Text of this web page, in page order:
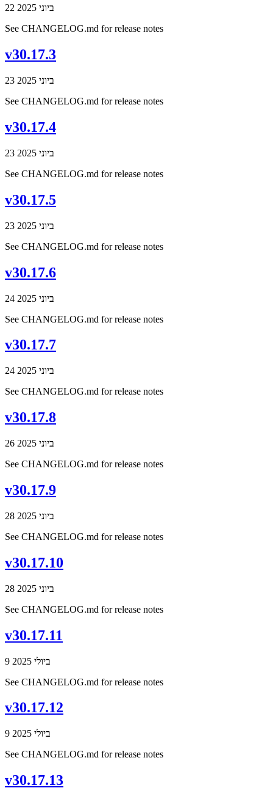
22 ביוני 2025
See CHANGELOG.md for release notes
v30.17.3
23 ביוני 2025
See CHANGELOG.md for release notes
v30.17.4
23 ביוני 2025
See CHANGELOG.md for release notes
v30.17.5
23 ביוני 2025
See CHANGELOG.md for release notes
v30.17.6
24 ביוני 2025
See CHANGELOG.md for release notes
v30.17.7
24 ביוני 2025
See CHANGELOG.md for release notes
v30.17.8
26 ביוני 2025
See CHANGELOG.md for release notes
v30.17.9
28 ביוני 2025
See CHANGELOG.md for release notes
v30.17.10
28 ביוני 2025
See CHANGELOG.md for release notes
v30.17.11
9 ביולי 2025
See CHANGELOG.md for release notes
v30.17.12
9 ביולי 2025
See CHANGELOG.md for release notes
v30.17.13